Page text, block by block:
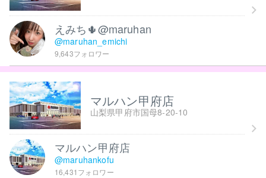
えみち🌵@maruhan
@maruhan_emichi
9,643フォロワー
マルハン甲府店
山梨県甲府市国母8-20-10
マルハン甲府店
@maruhankofu
16,431フォロワー